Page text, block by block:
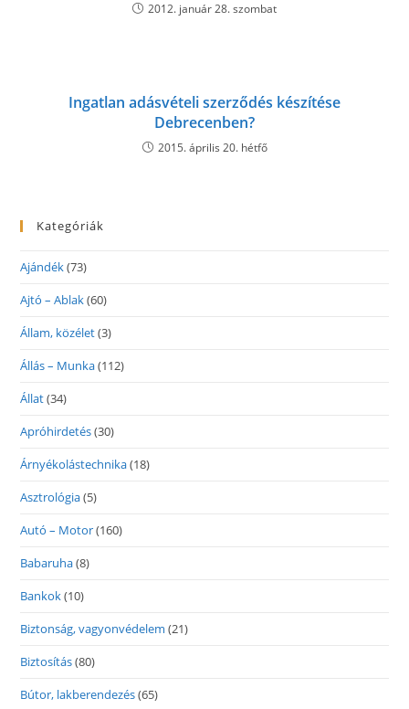
2012. január 28. szombat
Ingatlan adásvételi szerződés készítése
Debrecenben?
2015. április 20. hétfő
Kategóriák
Ajándék(73)
Ajtó – Ablak(60)
Állam, közélet(3)
Állás – Munka(112)
Állat(34)
Apróhirdetés(30)
Árnyékolástechnika(18)
Asztrológia(5)
Autó – Motor(160)
Babaruha(8)
Bankok(10)
Biztonság, vagyonvédelem (21)
Biztosítás(80)
Bútor, lakberendezés(65)